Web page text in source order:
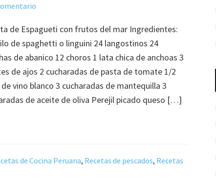
de Espagueti con frutos del mar Ingredientes:
de spaghetti o linguini 24 langostinos 24
de abanico 12 choros 1 lata chica de anchoas 3
de ajos 2 cucharadas de pasta de tomate 1/2
vino blanco 3 cucharadas de mantequilla 3
de aceite de oliva Perejil picado queso […]
de Cocina Peruana, Recetas de pescados, Recetas